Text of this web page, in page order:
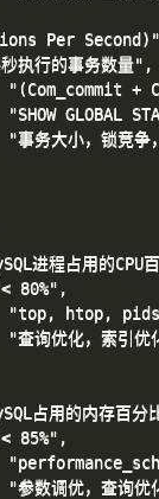
Per
执行的事务数量",
"(Com_commit +
"SHOW GLOBAL
务大小，锁竞争
进程占用的CPU
80%",
"top, htop,
询优化，索引优
占用的内存百分
85%",
参数调优，查询优